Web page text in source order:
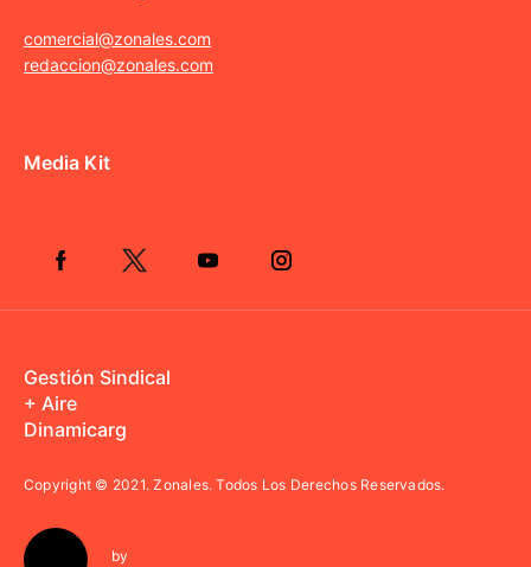
comercial@zonales.com
redaccion@zonales.com
Media Kit
Gestión Sindical
+ Aire
Dinamicarg
Copyright © 2021.Zonales. Todos Los Derechos Reservados.
by